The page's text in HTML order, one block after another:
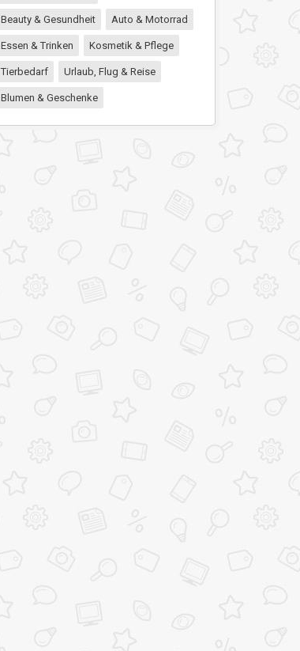
Beauty & Gesundheit Auto & Motorrad
Essen & Trinken Kosmetik & Pflege
Tierbedarf Urlaub, Flug & Reise
Blumen & Geschenke